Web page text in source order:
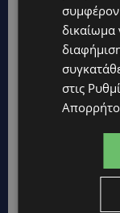
συμφέρον
δικαίωμα
στις